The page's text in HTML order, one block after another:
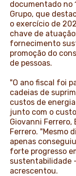
documentado no
Grupo, que
o exercício de
chave de
fornecimento
promoção do
de pessoas.
"O ano fiscal foi
cadeias de
custos de
junto com o
Giovanni Ferrero,
Ferrero. "Mesmo
apenas
forte progresso
sustentabilidade
acrescentou.